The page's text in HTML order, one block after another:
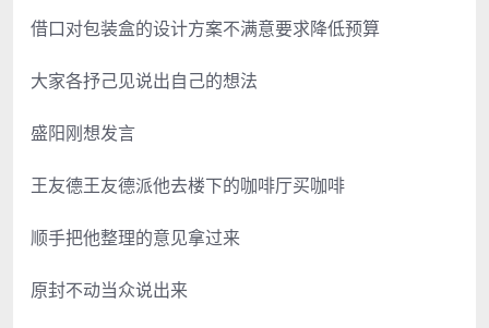
借口对包装盒的设计方案不满意要求降低预算
大家各抒己见说出自己的想法
盛阳刚想发言
王友德王友德派他去楼下的咖啡厅买咖啡
顺手把他整理的意见拿过来
原封不动当众说出来